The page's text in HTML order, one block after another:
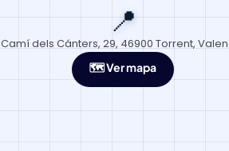
📍
Camí dels Cánters, 29, 46900 Torrent,
🗺️ Ver mapa